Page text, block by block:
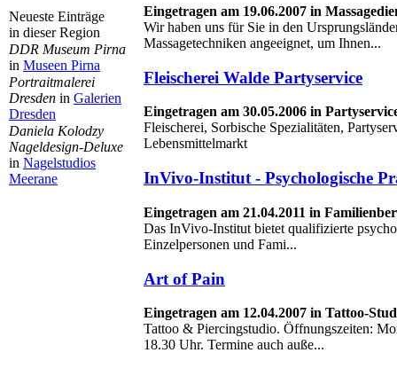
Neueste Einträge
in dieser Region
DDR Museum Pirna
in Museen Pirna
Portraitmalerei
Dresden in Galerien
Dresden
Daniela Kolodzy
Nageldesign-Deluxe
in Nagelstudios
Meerane
Eingetragen am 19.06.2007 in
Wir haben uns für Sie in den
Massagetechniken angeeignet, um Ihnen...
Fleischerei Walde Partyservice
Eingetragen am 30.05.2006 in
Fleischerei, Sorbische Spezialitäten,
Lebensmittelmarkt
InVivo-Institut - Psychologische
Eingetragen am 21.04.2011 in
Das InVivo-Institut bietet qualifizierte
Einzelpersonen und Fami...
Art of Pain
Eingetragen am 12.04.2007 in Tattoo-
Tattoo & Piercingstudio. Öffnungszeiten:
18.30 Uhr. Termine auch auße...